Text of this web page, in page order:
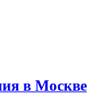
в Москве